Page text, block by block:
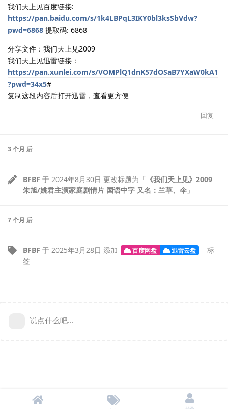
我们天上见百度链接:
https://pan.baidu.com/s/1k4LBPqL3IKY0bl3ksSbVdw?
pwd=6868 提取码: 6868
分享文件：我们天上见2009
我们天上见迅雷链接：
https://pan.xunlei.com/s/VOMPlQ1dnK57dOSaB7YXaW0kA1
?pwd=34x5#
复制这段内容后打开迅雷，查看更方便
回复
3 个月 后
BFBF 于 2024年8月30日 更改标题为「 《我们天上见》2009
朱旭/姚君主演家庭剧情片 国语中字 又名：兰草、伞 」
7 个月 后
BFBF 于 2025年3月28日 添加 百度网盘 迅雷云盘
标
签
说点什么吧...